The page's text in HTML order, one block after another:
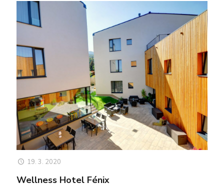
19. 3. 2020
Wellness Hotel Fénix